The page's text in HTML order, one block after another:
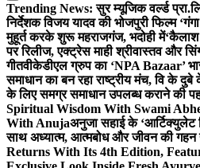
Trending News: सुर म्यूजिक वर्ल्ड
निर्देशक विजय यादव की भोजपुरी फिल्म
मुहूर्त करके शुरू महराजगंज, भदोही में‘कैलाश
पर रिलीज, एक्ट्रेस माही श्रीवास्तव और
गीतवीकेडीएल ग्रुप का ‘NPA Bazaar’
समाधान का बन रहा राष्ट्रीय मंच, वि के दुबे
के लिए समग्र समाधान उपलब्ध कराने की
Spiritual Wisdom With Swami
With Anujaअनुजा सहाई के ‘आर्टिक्युलेट
साथ अध्यात्म, आत्मबोध और जीवन की गहन
Returns With Its 4th Edition,